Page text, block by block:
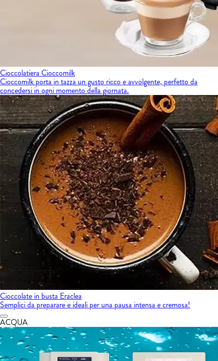
Cioccolatiera Cioccomilk
Cioccomilk porta in tazza un gusto ricco e avvolgente, perfetto da
concedersi in ogni momento della giornata.
Cioccolate in busta Eraclea
Semplici da preparare e ideali per una pausa intensa e cremosa!
ACQUA